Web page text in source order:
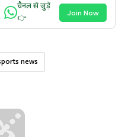
चैनल से जुड़ें
👉
Join Now
news